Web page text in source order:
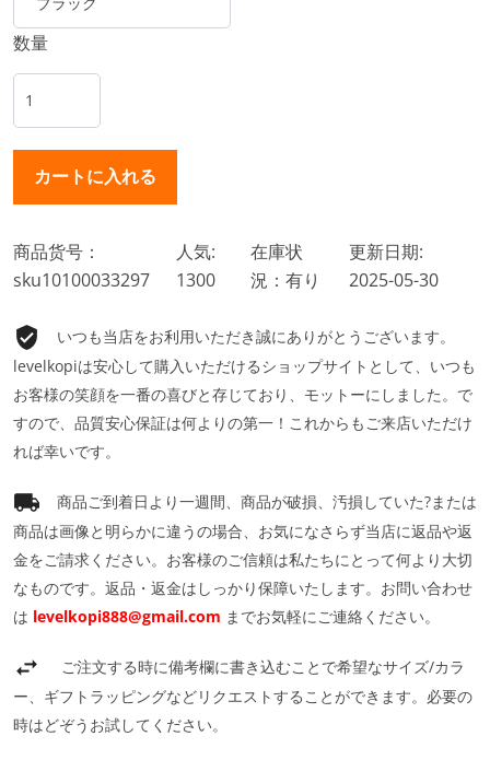
数量
商品货号：
sku10100033297
人気:
1300
在庫状
況：有り
更新日期:
2025-05-30
いつも当店をお利用いただき誠にありがとうございます。
levelkopiは安心して購入いただけるショップサイトとして、いつも
お客様の笑顔を一番の喜びと存じており、モットーにしました。で
すので、品質安心保証は何よりの第一！これからもご来店いただけ
れば幸いです。
商品ご到着日より一週間、商品が破損、汚損していた?または
商品は画像と明らかに違うの場合、お気になさらず当店に返品や返
金をご請求ください。お客様のご信頼は私たちにとって何より大切
なものです。返品・返金はしっかり保障いたします。お問い合わせ
は levelkopi888@gmail.com までお気軽にご連絡ください。
ご注文する時に備考欄に書き込むことで希望なサイズ/カラ
ー、ギフトラッピングなどリクエストすることができます。必要の
時はどぞうお試してください。